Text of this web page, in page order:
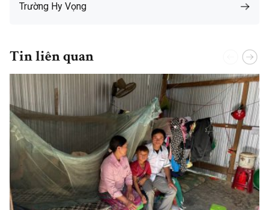
Trường Hy Vọng
Tin liên quan